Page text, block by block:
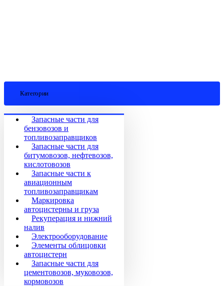
Категории
Запасные части для
бензовозов и
топливозаправщиков
Запасные части для
битумовозов, нефтевозов,
кислотовозов
Запасные части к
авиационным
топливозаправщикам
Маркировка
автоцистерны и груза
Рекуперация и нижний
налив
Электрооборудование
Элементы облицовки
автоцистерн
Запасные части для
цементовозов, муковозов,
кормовозов